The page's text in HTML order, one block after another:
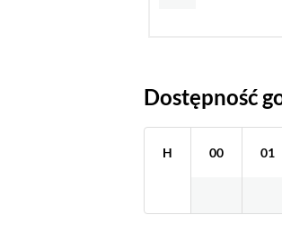
Dostępność
H 00 01